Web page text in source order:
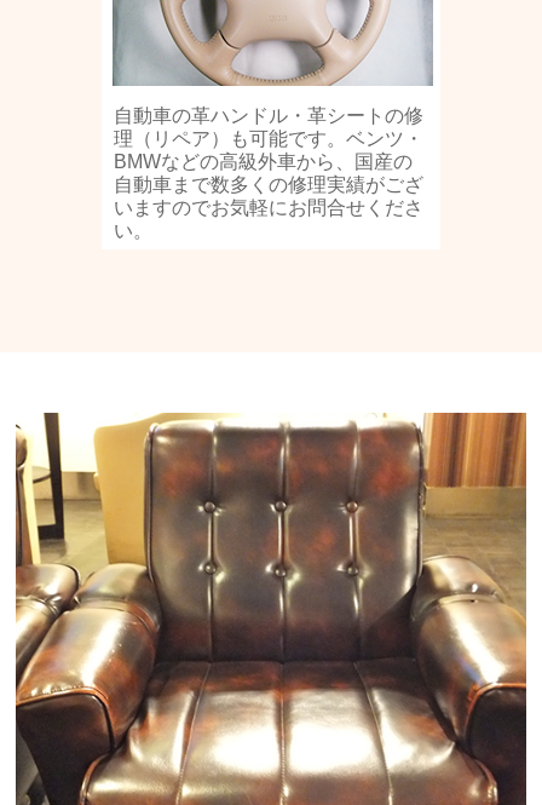
自動車の革ハンドル・革シートの修
理（リペア）も可能です。ベンツ・
BMWなどの高級外車から、国産の
自動車まで数多くの修理実績がござ
いますのでお気軽にお問合せくださ
い。